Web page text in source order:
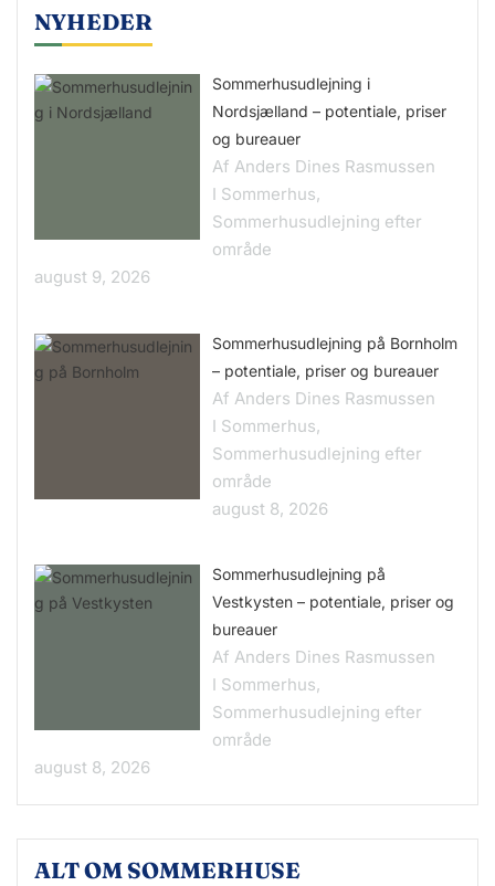
NYHEDER
Sommerhusudlejning i
Nordsjælland – potentiale, priser
og bureauer
Af Anders Dines Rasmussen
I Sommerhus,
Sommerhusudlejning efter
område
august 9, 2026
Sommerhusudlejning på Bornholm
– potentiale, priser og bureauer
Af Anders Dines Rasmussen
I Sommerhus,
Sommerhusudlejning efter
område
august 8, 2026
Sommerhusudlejning på
Vestkysten – potentiale, priser og
bureauer
Af Anders Dines Rasmussen
I Sommerhus,
Sommerhusudlejning efter
område
august 8, 2026
ALT OM SOMMERHUSE